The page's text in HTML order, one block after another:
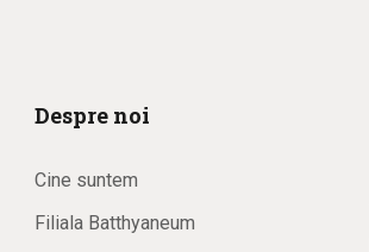
Despre noi
Cine suntem
Filiala Batthyaneum